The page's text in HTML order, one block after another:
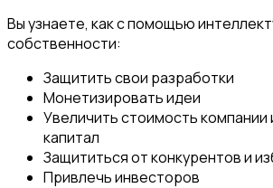
Вы узнаете, как с помощью
собственности:
Защитить свои разработки
Монетизировать идеи
Увеличить стоимость компании
капитал
Защититься от конкурентов и
Привлечь инвесторов